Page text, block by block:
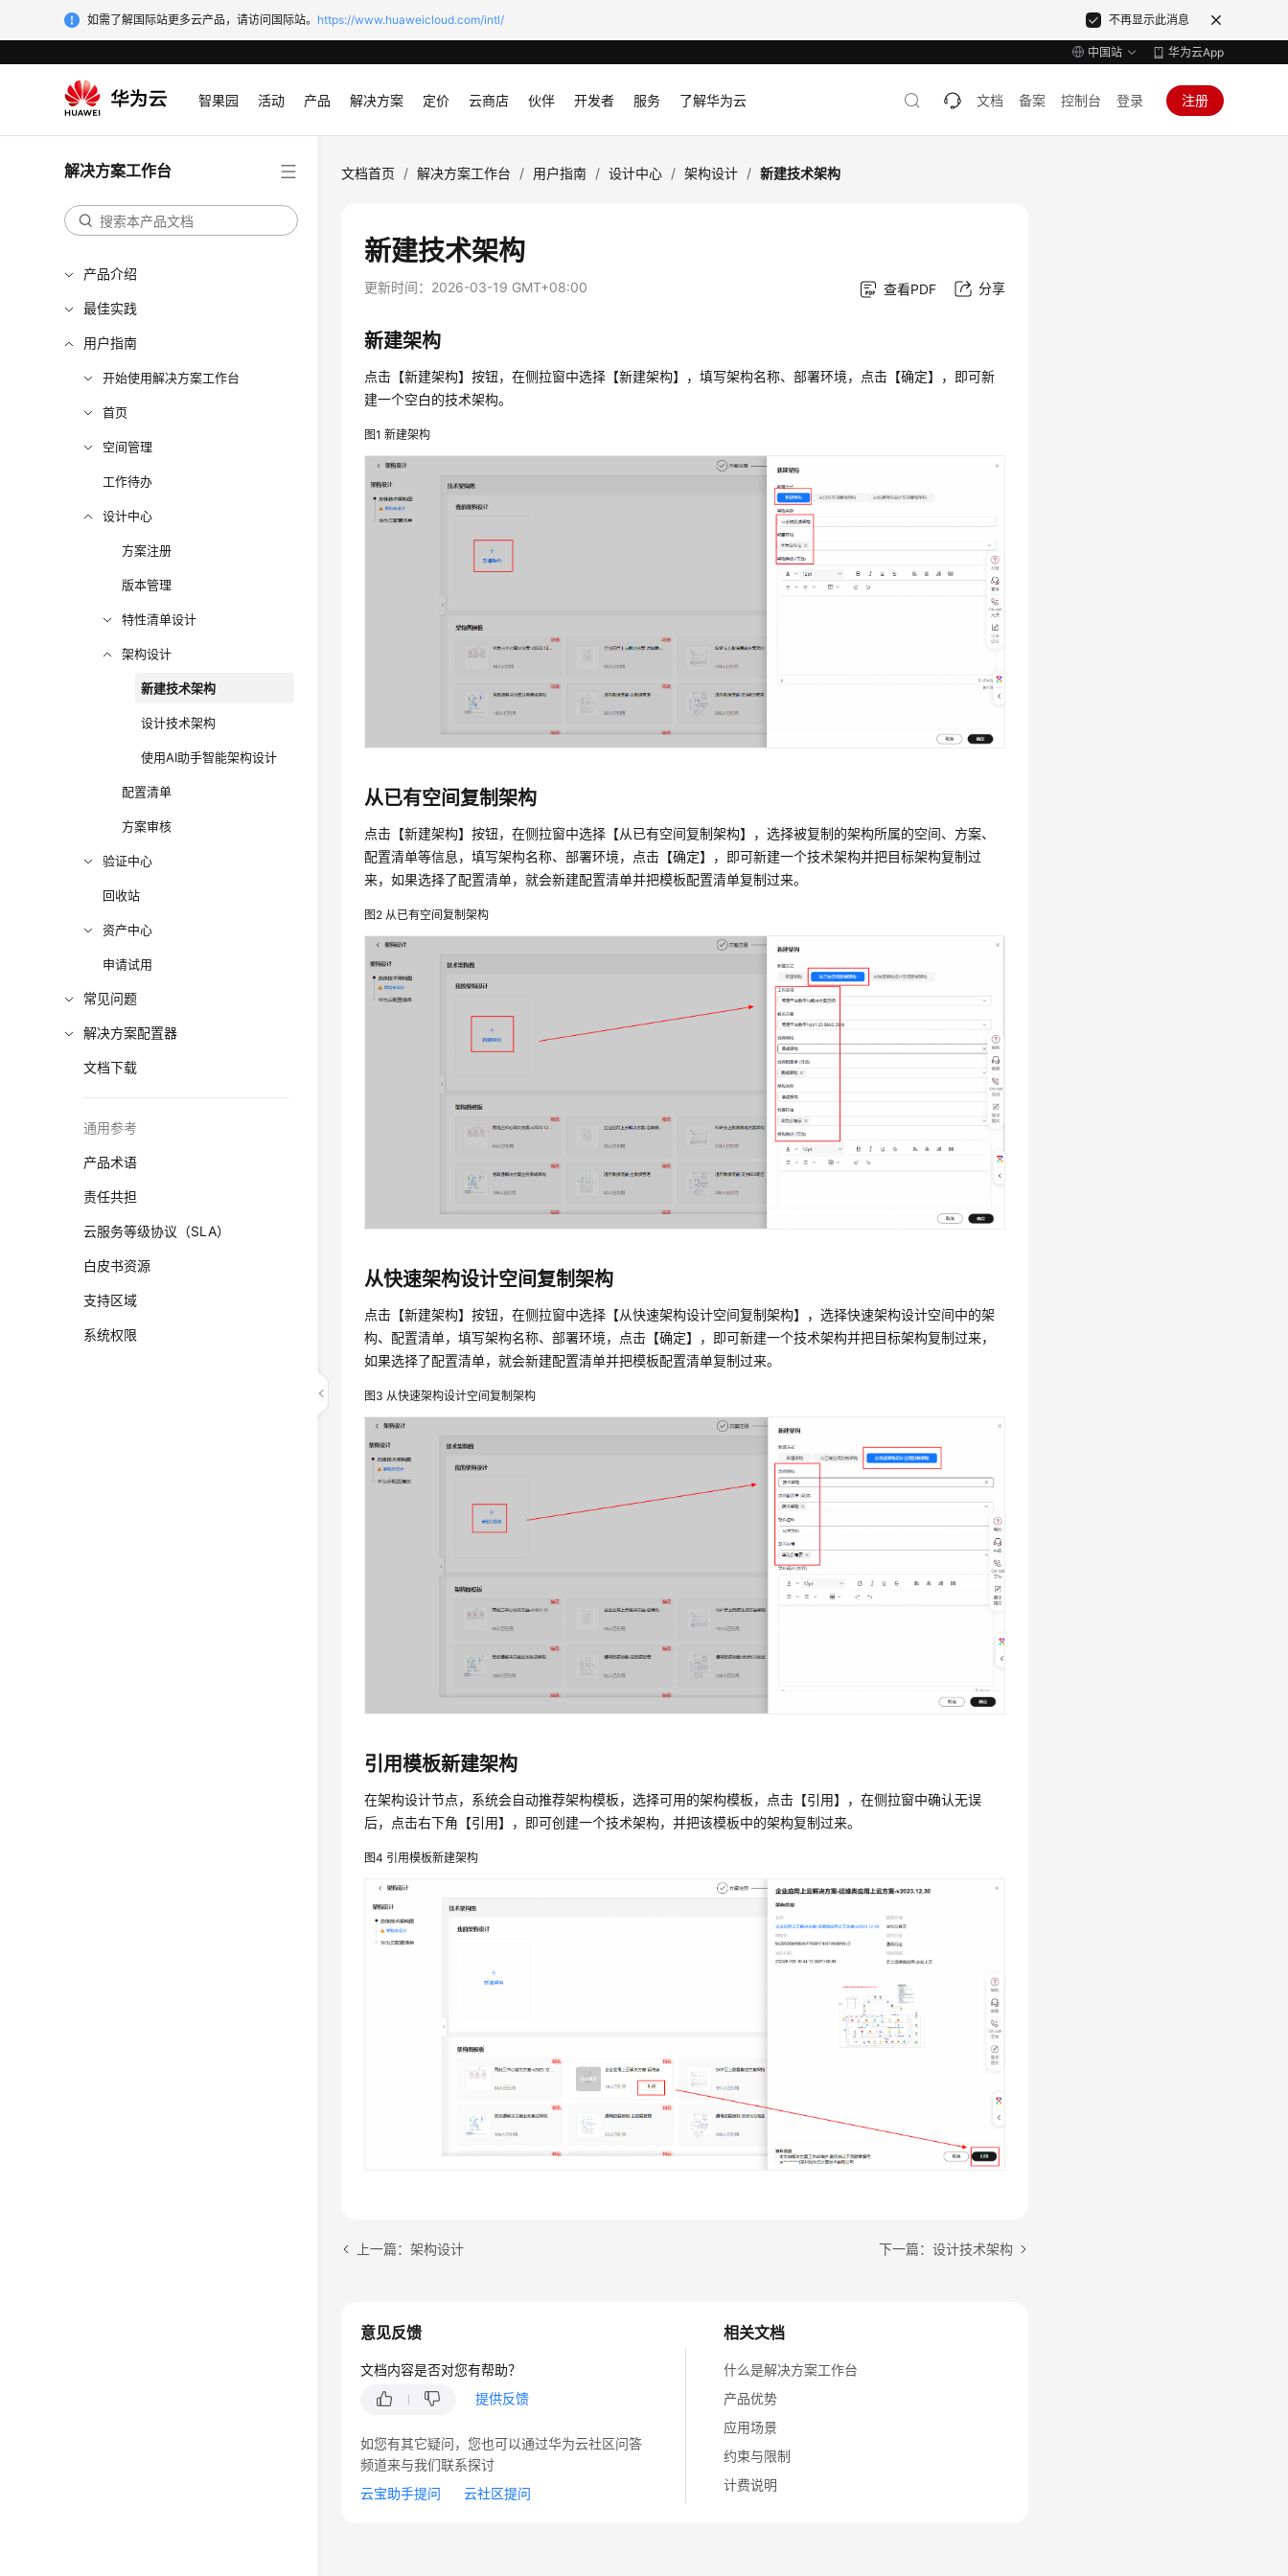
如需了解国际站更多云产品，请访问国际站。 https://www.huaweicloud.com/intl/ 不再显示此消息
中国站 华为云App
智果园 活动 产品 解决方案 定价 云商店 伙伴 开发者 服务 了解华为云 文档 备案 控制台 登录 注册
解决方案工作台
产品介绍
最佳实践
用户指南
开始使用解决方案工作台
首页
空间管理
工作待办
设计中心
方案注册
版本管理
特性清单设计
架构设计
新建技术架构
设计技术架构
使用AI助手智能架构设计
配置清单
方案审核
验证中心
回收站
资产中心
申请试用
常见问题
解决方案配置器
文档下载
通用参考
产品术语
责任共担
云服务等级协议（SLA）
白皮书资源
支持区域
系统权限
文档首页 / 解决方案工作台 / 用户指南 / 设计中心 / 架构设计 / 新建技术架构
新建技术架构
更新时间： 2026-03-19 GMT+08:00 查看PDF 分享
新建架构
点击【新建架构】按钮，在侧拉窗中选择【新建架构】，填写架构名称、部署环境，点击【确定】，即可新
建一个空白的技术架构。
图1新建架构
从已有空间复制架构
点击【新建架构】按钮，在侧拉窗中选择【从已有空间复制架构】，选择被复制的架构所属的空间、方案、
配置清单等信息，填写架构名称、部署环境，点击【确定】，即可新建一个技术架构并把目标架构复制过
来，如果选择了配置清单，就会新建配置清单并把模板配置清单复制过来。
图2从已有空间复制架构
从快速架构设计空间复制架构
点击【新建架构】按钮，在侧拉窗中选择【从快速架构设计空间复制架构】，选择快速架构设计空间中的架
构、配置清单，填写架构名称、部署环境，点击【确定】，即可新建一个技术架构并把目标架构复制过来，
如果选择了配置清单，就会新建配置清单并把模板配置清单复制过来。
图3从快速架构设计空间复制架构
引用模板新建架构
在架构设计节点，系统会自动推荐架构模板，选择可用的架构模板，点击【引用】，在侧拉窗中确认无误
后，点击右下角【引用】，即可创建一个技术架构，并把该模板中的架构复制过来。
图4 引用模板新建架构
上一篇：架构设计 下一篇：设计技术架构
相关文档
什么是解决方案工作台
产品优势
应用场景
约束与限制
计费说明
意见反馈
文档内容是否对您有帮助？
提供反馈
如您有其它疑问，您也可以通过华为云社区问答
频道来与我们联系探讨
云宝助手提问
云社区提问